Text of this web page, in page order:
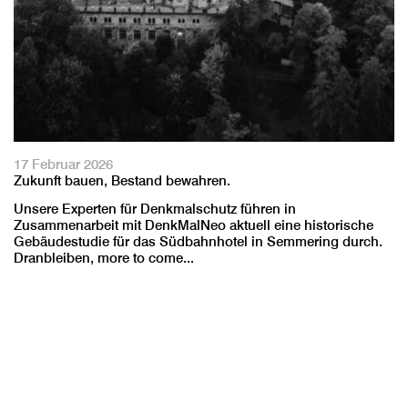
17 Februar 2026
Zukunft bauen, Bestand bewahren.
Unsere Experten für Denkmalschutz führen in
Zusammenarbeit mit DenkMalNeo aktuell eine historische
Gebäudestudie für das Südbahnhotel in Semmering durch.
Dranbleiben, more to come...